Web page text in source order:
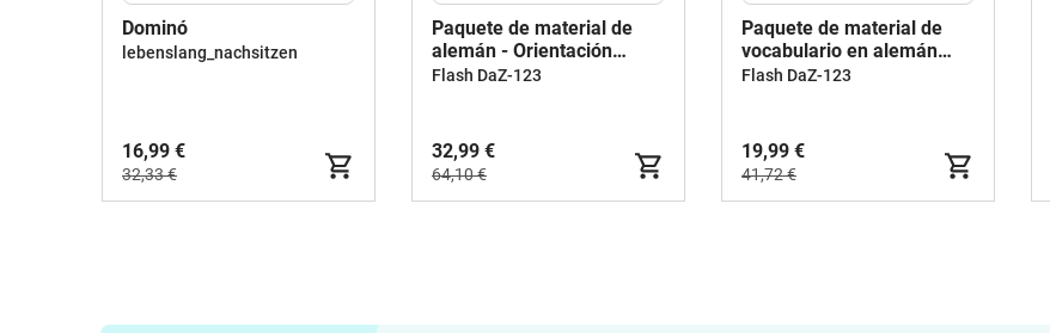
Dominó
lebenslang_nachsitzen
16,99 €
32,33 €
Paquete de material de
alemán - Orientación
profesional y vocabulario
Flash DaZ-123
32,99 €
64,10 €
Paquete de material de
vocabulario en alemán
Escritura en escalera,
Flash DaZ-123
19,99 €
41,72 €